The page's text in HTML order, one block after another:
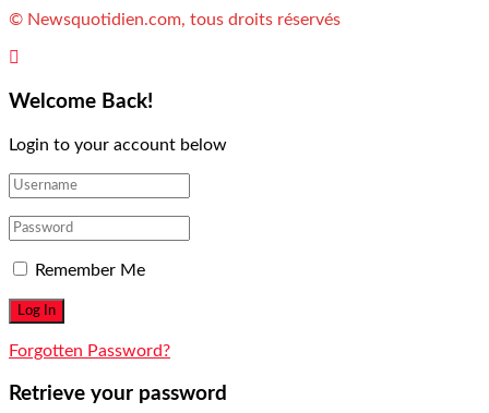
© Newsquotidien.com, tous droits réservés
Welcome Back!
Login to your account below
Remember Me
Forgotten Password?
Retrieve your password